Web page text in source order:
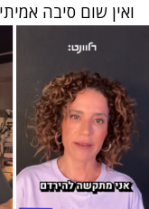
ואין שום סיבה